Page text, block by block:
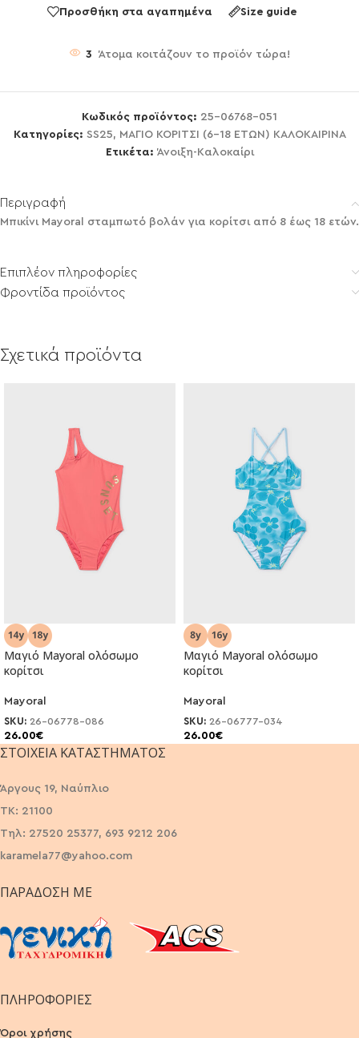
Προσθήκη στα αγαπημένα Size guide
3 Άτομα κοιτάζουν το προϊόν τώρα!
Κωδικός προϊόντος: 25-06768-051
Κατηγορίες: SS25, ΜΑΓΙΟ ΚΟΡΙΤΣΙ (6-18 ΕΤΩΝ) ΚΑΛΟΚΑΙΡΙΝΑ
Ετικέτα: Άνοιξη-Καλοκαίρι
Περιγραφή
Μπικίνι Mayoral σταμπωτό βολάν για κορίτσι από 8 έως 18 ετών.
Επιπλέον πληροφορίες
Φροντίδα προϊόντος
Σχετικά προϊόντα
Μαγιό Mayoral ολόσωμο
κορίτσι
Mayoral
SKU: 26-06778-086
26.00€
Μαγιό Mayoral ολόσωμο
κορίτσι
Mayoral
SKU: 26-06777-034
26.00€
ΣΤΟΙΧΕΊΑ ΚΑΤΑΣΤΉΜΑΤΟΣ
Άργους 19, Ναύπλιο
ΤΚ: 21100
Τηλ: 27520 25377, 693 9212 206
karamela77@yahoo.com
ΠΑΡΆΔΟΣΗ ΜΕ
ΠΛΗΡΟΦΟΡΙΕΣ
Όροι χρήσης